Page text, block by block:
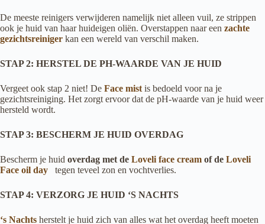
De meeste reinigers verwijderen namelijk niet alleen vuil, ze strippen
ook je huid van haar huideigen oliën. Overstappen naar een zachte
gezichtsreiniger kan een wereld van verschil maken.
STAP 2: HERSTEL DE PH-WAARDE VAN JE HUID
Vergeet ook stap 2 niet! De Face mist is bedoeld voor na je
gezichtsreiniging. Het zorgt ervoor dat de pH-waarde van je huid weer
hersteld wordt.
STAP 3: BESCHERM JE HUID OVERDAG
Bescherm je huid overdag met de Loveli face cream of de Loveli
Face oil day
tegen teveel zon en vochtverlies.
STAP 4: VERZORG JE HUID ‘S NACHTS
‘s Nachts herstelt je huid zich van alles wat het overdag heeft moeten